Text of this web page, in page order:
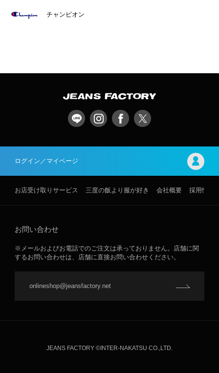
チャンピオン
ログイン／マイページ
お店受け取りサービス 三度の飯より服が好き 会社概要 採用情報
お問い合わせ
※メールおよびお電話でのご注文は承っておりません。店舗に関
するお問い合わせは、店舗に直接お問い合わせください。
onlineshop@jeansfactory.net
JEANS FACTORY ©INTER-NAKATSU CO.,LTD.